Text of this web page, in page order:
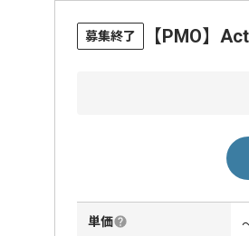
募集終了 【PMO】
単価